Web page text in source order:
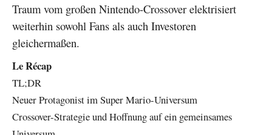
Traum vom großen Nintendo-Crossover elektrisiert
weiterhin sowohl Fans als auch Investoren
gleichermaßen.
Le Récap
TL;DR
Neuer Protagonist im Super Mario-Universum
Crossover-Strategie und Hoffnung auf ein gemeinsames